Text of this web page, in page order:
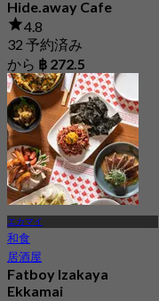
Hide.away Cafe
4.8
32 予約済み
から ฿ 272.5
エカマイ
和食
居酒屋
Fatboy Izakaya
Ekkamai